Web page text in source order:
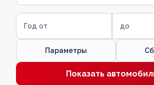
Год от до
Параметры
Показать